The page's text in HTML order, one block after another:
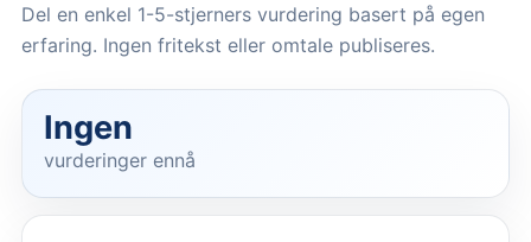
Del en enkel 1-5-stjerners vurdering basert på egen
erfaring. Ingen fritekst eller omtale publiseres.
Ingen
vurderinger ennå